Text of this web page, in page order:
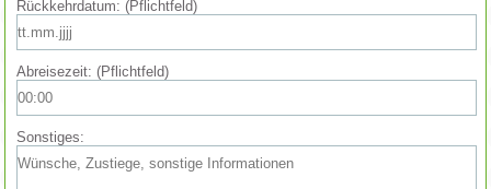
Rückkehrdatum: (Pflichtfeld)
Abreisezeit: (Pflichtfeld)
Sonstiges: